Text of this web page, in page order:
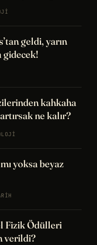
geldi, yarın
gidecek!
kahkaha
ne kalır?
yoksa beyaz
Fizik Ödülleri
verildi?